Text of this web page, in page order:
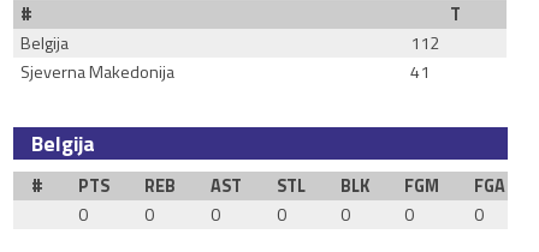
#
T
Belgija
112
Sjeverna Makedonija
41
Belgija
# PTS REB AST STL BLK FGM
FGA
0
0 0 0 0 0 0